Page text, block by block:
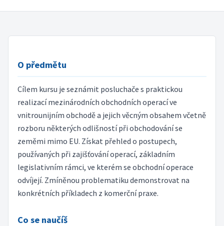
O předmětu
Cílem kursu je seznámit posluchače s praktickou
realizací mezinárodních obchodních operací ve
vnitrounijním obchodě a jejich věcným obsahem včetně
rozboru některých odlišností při obchodování se
zeměmi mimo EU. Získat přehled o postupech,
používaných při zajišťování operací, základním
legislativním rámci, ve kterém se obchodní operace
odvíjejí. Zmíněnou problematiku demonstrovat na
konkrétních příkladech z komerční praxe.
Co se naučíš